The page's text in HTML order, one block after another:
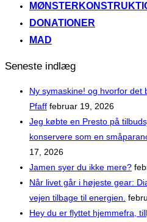
DONATIONER
MAD
Seneste indlæg
Ny symaskine! og hvorfor det
Pfaff februar 19, 2026
Jeg købte en Presto på
konservere som en
17, 2026
Jamen syer du ikke mere?
Når livet går i højeste gear:
vejen tilbage til energien.
Hey du er flyttet hjemmefra,